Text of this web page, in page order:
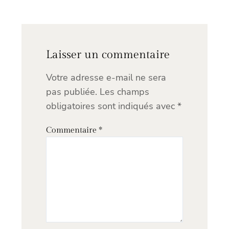
Laisser un commentaire
Votre adresse e-mail ne sera
pas publiée. Les champs
obligatoires sont indiqués avec *
Commentaire *